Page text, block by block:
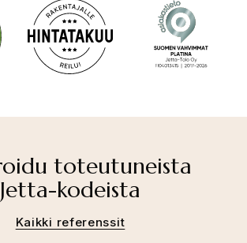
toteutuneista
Jetta-kodeista
Kaikki referenssit